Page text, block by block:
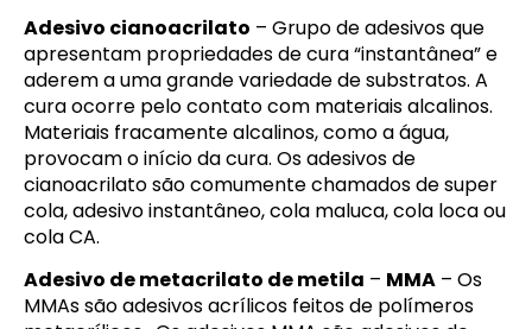
Adesivo cianoacrilato – Grupo de adesivos que
apresentam propriedades de cura “instantânea” e
aderem a uma grande variedade de substratos. A
cura ocorre pelo contato com materiais alcalinos.
Materiais fracamente alcalinos, como a água,
provocam o início da cura. Os adesivos de
cianoacrilato são comumente chamados de super
cola, adesivo instantâneo, cola maluca, cola loca ou
cola CA.
Adesivo de metacrilato de metila – MMA – Os
MMAs são adesivos acrílicos feitos de polímeros